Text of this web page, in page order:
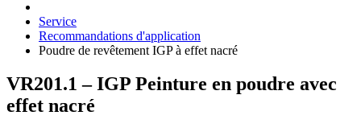
Service
Recommandations d'application
Poudre de revêtement IGP à effet nacré
VR201.1 – IGP Peinture en poudre avec
effet nacré